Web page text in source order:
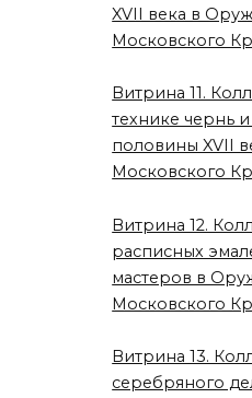
XVII века в
Московского
Витрина 11.
технике чернь
половины XVII
Московского
Витрина 12.
расписных
мастеров в
Московского
Витрина 13.
серебряного